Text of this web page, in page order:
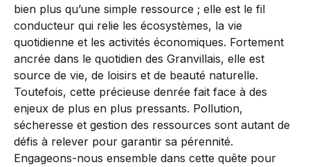
bien plus qu’une simple ressource ; elle est le fil
conducteur qui relie les écosystèmes, la vie
quotidienne et les activités économiques. Fortement
ancrée dans le quotidien des Granvillais, elle est
source de vie, de loisirs et de beauté naturelle.
Toutefois, cette précieuse denrée fait face à des
enjeux de plus en plus pressants. Pollution,
sécheresse et gestion des ressources sont autant de
défis à relever pour garantir sa pérennité.
Engageons-nous ensemble dans cette quête pour